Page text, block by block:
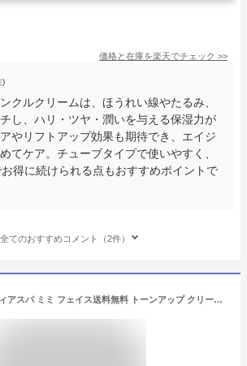
価格と在庫を楽天でチェック >>
)
クルクリームは、ほうれい線やたるみ、
し、ハリ・ツヤ・潤いを与える保湿力が
やリフトアップ効果も期待でき、エイジ
てケア。チューブタイプで使いやすく、
得に続けられる点もおすすめポイントで
全てのおすすめコメント（2件）
韓国コスメ ディアスパ ミミ フェイス送料無料 トーンアップ クリーム スキンケアトーンアップ 透明感 美白効果 シワ改善 透明感 無刺激 敏感肌【DEARSPA MEME FACE TONE UP CREAM 50ml】